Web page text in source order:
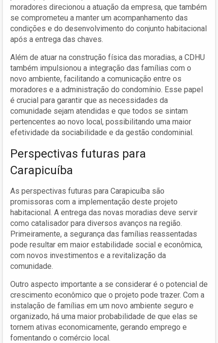
moradores direcionou a atuação da empresa, que também
se comprometeu a manter um acompanhamento das
condições e do desenvolvimento do conjunto habitacional
após a entrega das chaves.
Além de atuar na construção física das moradias, a CDHU
também impulsionou a integração das famílias com o
novo ambiente, facilitando a comunicação entre os
moradores e a administração do condomínio. Esse papel
é crucial para garantir que as necessidades da
comunidade sejam atendidas e que todos se sintam
pertencentes ao novo local, possibilitando uma maior
efetividade da sociabilidade e da gestão condominial.
Perspectivas futuras para
Carapicuíba
As perspectivas futuras para Carapicuíba são
promissoras com a implementação deste projeto
habitacional. A entrega das novas moradias deve servir
como catalisador para diversos avanços na região.
Primeiramente, a segurança das famílias reassentadas
pode resultar em maior estabilidade social e econômica,
com novos investimentos e a revitalização da
comunidade.
Outro aspecto importante a se considerar é o potencial de
crescimento econômico que o projeto pode trazer. Com a
instalação de famílias em um novo ambiente seguro e
organizado, há uma maior probabilidade de que elas se
tornem ativas economicamente, gerando emprego e
fomentando o comércio local.